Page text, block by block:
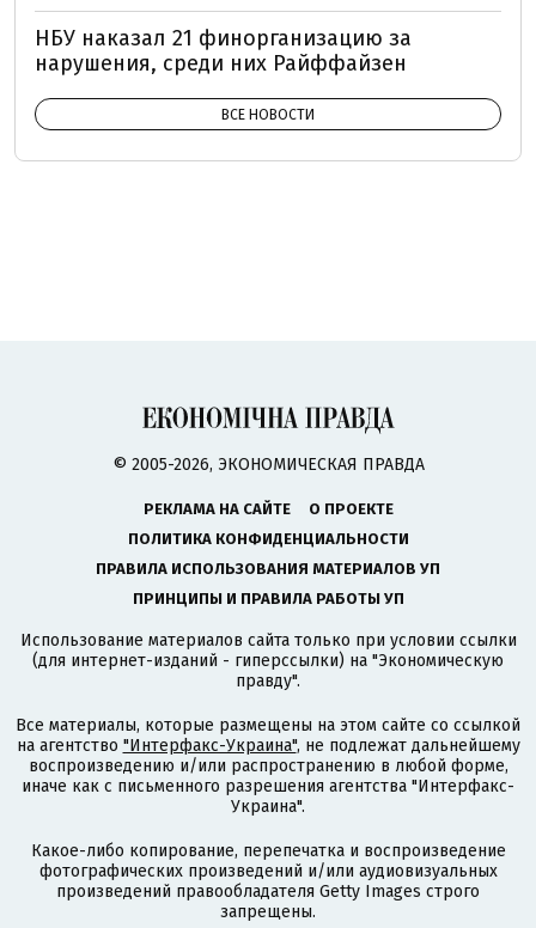
НБУ наказал 21 финорганизацию за
нарушения, среди них Райффайзен
ВСЕ НОВОСТИ
© 2005-2026, ЭКОНОМИЧЕСКАЯ ПРАВДА
РЕКЛАМА НА САЙТЕ
О ПРОЕКТЕ
ПОЛИТИКА КОНФИДЕНЦИАЛЬНОСТИ
ПРАВИЛА ИСПОЛЬЗОВАНИЯ МАТЕРИАЛОВ УП
ПРИНЦИПЫ И ПРАВИЛА РАБОТЫ УП
Использование материалов сайта только при условии ссылки
(для интернет-изданий - гиперссылки) на "Экономическую
правду".
Все материалы, которые размещены на этом сайте со ссылкой
на агентство "Интерфакс-Украина", не подлежат дальнейшему
воспроизведению и/или распространению в любой форме,
иначе как с письменного разрешения агентства "Интерфакс-
Украина".
Какое-либо копирование, перепечатка и воспроизведение
фотографических произведений и/или аудиовизуальных
произведений правообладателя Getty Images строго
запрещены.